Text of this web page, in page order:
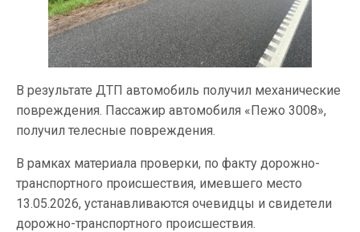
В результате ДТП автомобиль получил механические
повреждения. Пассажир автомобиля «Пежо 3008»,
получил телесные повреждения.
В рамках материала проверки, по факту дорожно-
транспортного происшествия, имевшего место
13.05.2026, устанавливаются очевидцы и свидетели
дорожно-транспортного происшествия.